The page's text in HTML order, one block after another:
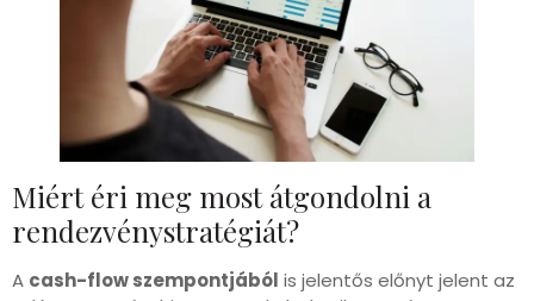
Miért éri meg most átgondolni a
rendezvénystratégiát?
A cash-flow szempontjából is jelentős előnyt jelent az